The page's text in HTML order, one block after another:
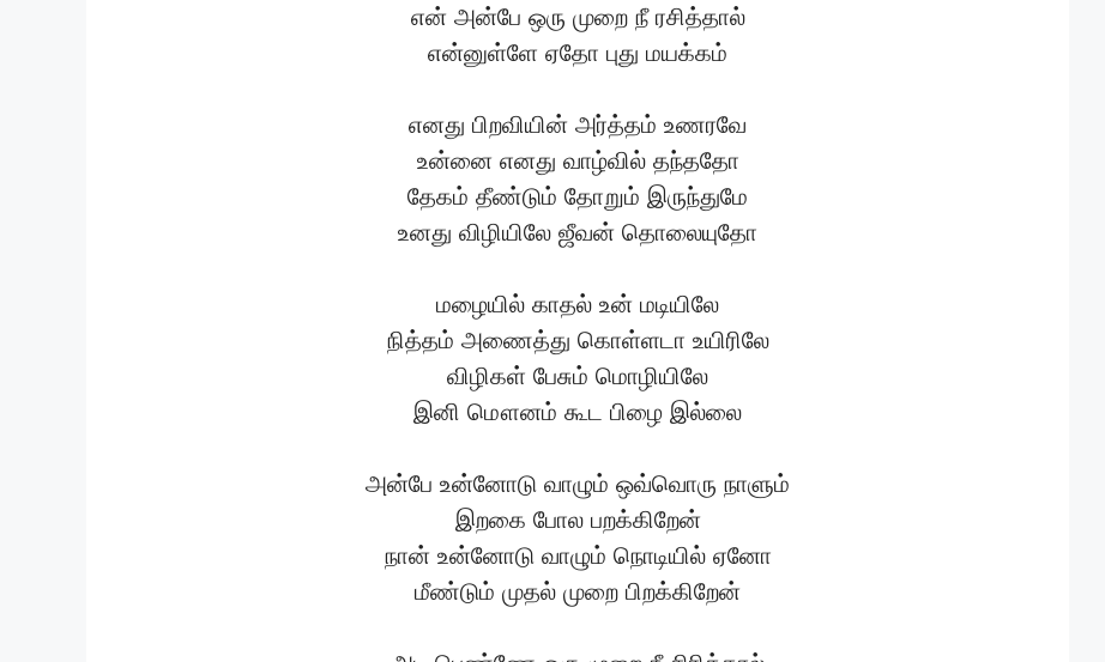
என் அன்பே ஒரு முறை நீ ரசித்தால்
என்னுள்ளே ஏதோ புது மயக்கம்
எனது பிறவியின் அர்த்தம் உணரவே
உன்னை எனது வாழ்வில் தந்ததோ
தேகம் தீண்டும் தோறும் இருந்துமே
உனது விழியிலே ஜீவன் தொலையுதோ
மழையில் காதல் உன் மடியிலே
நித்தம் அணைத்து கொள்ளடா உயிரிலே
விழிகள் பேசும் மொழியிலே
இனி மௌனம் கூட பிழை இல்லை
அன்பே உன்னோடு வாழும் ஒவ்வொரு நாளும்
இறகை போல பறக்கிறேன்
நான் உன்னோடு வாழும் நொடியில் ஏனோ
மீண்டும் முதல் முறை பிறக்கிறேன்